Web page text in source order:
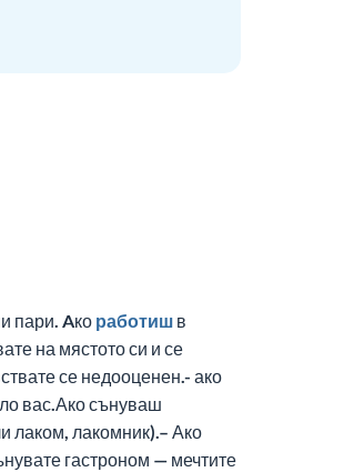
пари. Aко работиш в
на мястото си и се
се недооценен.- ако
вас.Ако сънуваш
лаком, лакомник).– Ако
гастроном — мечтите